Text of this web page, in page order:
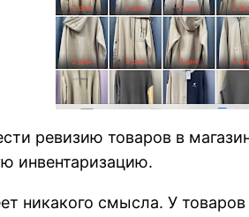
ревизию товаров в
инвентаризацию.
никакого смысла. У